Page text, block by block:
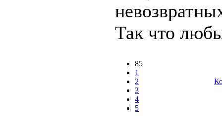
Так что
85
1
2
3
4
5